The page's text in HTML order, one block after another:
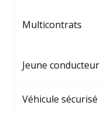
Multicontrats
Jeune conducteur
Véhicule sécurisé